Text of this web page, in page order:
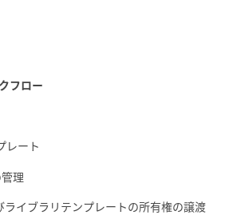
フロー
レート
理
イブラリテンプレートの所有権の譲渡